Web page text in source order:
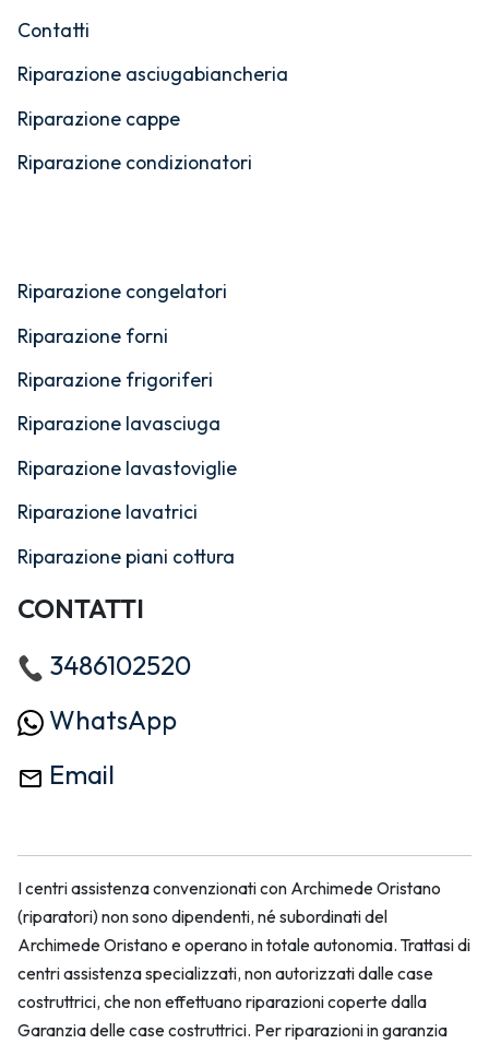
Contatti
Riparazione asciugabiancheria
Riparazione cappe
Riparazione condizionatori
Riparazione congelatori
Riparazione forni
Riparazione frigoriferi
Riparazione lavasciuga
Riparazione lavastoviglie
Riparazione lavatrici
Riparazione piani cottura
CONTATTI
3486102520
WhatsApp
Email
I centri assistenza convenzionati con Archimede Oristano
(riparatori) non sono dipendenti, né subordinati del
Archimede Oristano e operano in totale autonomia. Trattasi di
centri assistenza specializzati, non autorizzati dalle case
costruttrici, che non effettuano riparazioni coperte dalla
Garanzia delle case costruttrici. Per riparazioni in garanzia